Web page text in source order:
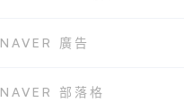
NAVER 廣告
NAVER 部落格